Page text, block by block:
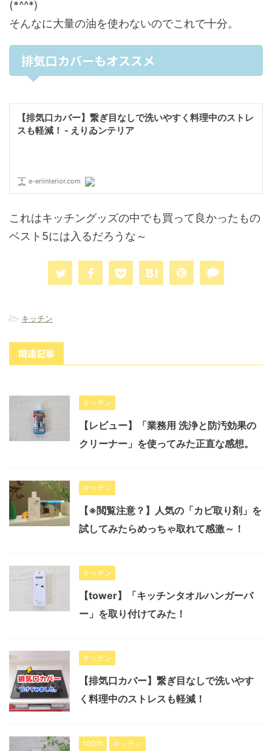
(*^^*)
そんなに大量の油を使わないのでこれで十分。
排気口カバーもオススメ
これはキッチングッズの中でも買って良かったもの
ベスト5には入るだろうな～
-キッチン
関連記事
キッチン
【レビュー】「業務用 洗浄と防汚効果の
クリーナー」を使ってみた正直な感想。
キッチン
【※閲覧注意？】人気の「カビ取り剤」を
試してみたらめっちゃ取れて感激～！
キッチン
【tower】「キッチンタオルハンガーバ
ー」を取り付けてみた！
キッチン
【排気口カバー】繋ぎ目なしで洗いやす
く料理中のストレスも軽減！
100均 キッチン